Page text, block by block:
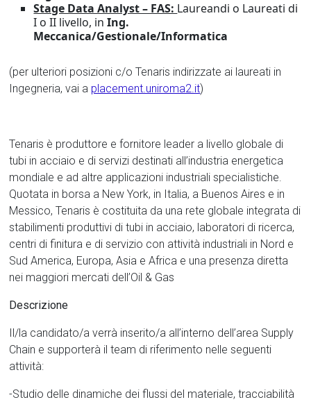
Stage Data Analyst – FAS: Laureandi o Laureati di
I o II livello, inIng.
Meccanica/Gestionale/Informatica
(per ulteriori posizioni c/o Tenaris indirizzate ai laureati in
Ingegneria, vai a placement.uniroma2.it)
Tenaris è produttore e fornitore leader a livello globale di
tubi in acciaio e di servizi destinati all’industria energetica
mondiale e ad altre applicazioni industriali specialistiche.
Quotata in borsa a New York, in Italia, a Buenos Aires e in
Messico, Tenaris è costituita da una rete globale integrata di
stabilimenti produttivi di tubi in acciaio, laboratori di ricerca,
centri di finitura e di servizio con attività industriali in Nord e
Sud America, Europa, Asia e Africa e una presenza diretta
nei maggiori mercati dell’Oil & Gas
Descrizione
Il/la candidato/a verrà inserito/a all’interno dell’area Supply
Chain e supporterà il team di riferimento nelle seguenti
attività:
-Studio delle dinamiche dei flussi del materiale, tracciabilità